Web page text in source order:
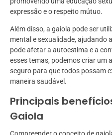
expressão e o respeito mútuo.
Além disso, a gaiola pode ser
mental e sexualidade, ajudando
pode afetar a autoestima e a
esses temas, podemos criar um
seguro para que todos possam
maneira saudável.
Principais
Gaiola